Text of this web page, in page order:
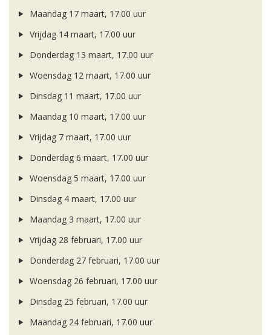
Maandag 17 maart, 17.00 uur
Vrijdag 14 maart, 17.00 uur
Donderdag 13 maart, 17.00 uur
Woensdag 12 maart, 17.00 uur
Dinsdag 11 maart, 17.00 uur
Maandag 10 maart, 17.00 uur
Vrijdag 7 maart, 17.00 uur
Donderdag 6 maart, 17.00 uur
Woensdag 5 maart, 17.00 uur
Dinsdag 4 maart, 17.00 uur
Maandag 3 maart, 17.00 uur
Vrijdag 28 februari, 17.00 uur
Donderdag 27 februari, 17.00 uur
Woensdag 26 februari, 17.00 uur
Dinsdag 25 februari, 17.00 uur
Maandag 24 februari, 17.00 uur